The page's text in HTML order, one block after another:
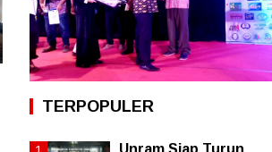
TERPOPULER
Unram Siap Turun